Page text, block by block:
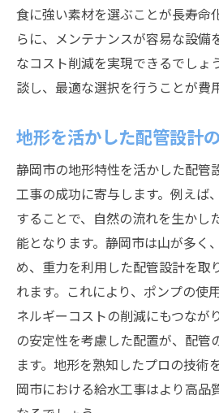
食に強い素材を選ぶことが長寿命
らに、メンテナンスが容易な設備
なコスト削減を実現できるでしょ
談し、最適な選択を行うことが費
地形を活かした配管設計
静岡市の地形特性を活かした配管
工事の成功に寄与します。例えば
することで、自然の流れを生かし
能となります。静岡市は山が多く
め、重力を利用した配管設計を取
れます。これにより、ポンプの使
ネルギーコストの削減にもつなが
の安定性を考慮した配置が、配管
ます。地形を熟知したプロの技術
岡市における給水工事はより高品